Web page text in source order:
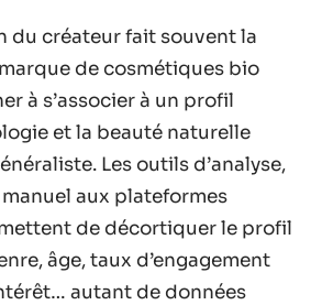
du créateur fait souvent la
de cosmétiques bio
à s’associer à un profil
et la beauté naturelle
Les outils d’analyse,
aux plateformes
de décortiquer le profil
âge, taux d’engagement
autant de données